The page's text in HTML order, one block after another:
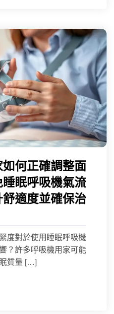
何正確調整面
眠呼吸機氣流
適度並確保治
度對於使用睡眠呼吸機
？許多呼吸機用家可能
質量 […]